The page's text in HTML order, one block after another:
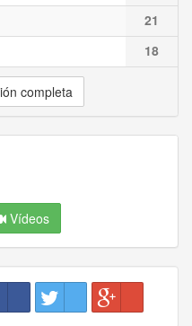
21
18
completa
Vídeos